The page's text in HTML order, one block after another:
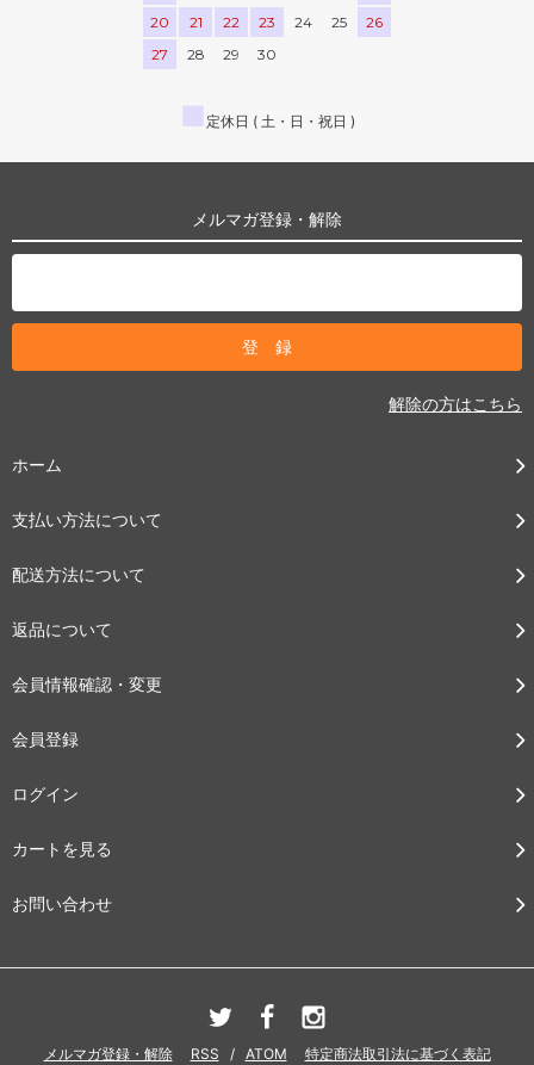
20
21 22 23 24 25
26
27
28 29 30
■ 定休日 ( 土・日・祝日 )
メルマガ登録・解除
解除の方はこちら
ホーム
支払い方法について
配送方法について
返品について
会員情報確認・変更
会員登録
ログイン
カートを見る
お問い合わせ
メルマガ登録・解除 RSS / ATOM 特定商法取引法に基づく表記